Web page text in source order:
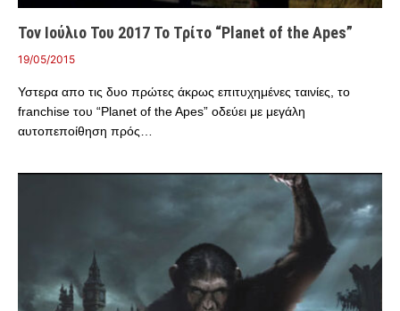
Τον Ιούλιο Του 2017 Το Τρίτο “Planet of the Apes”
19/05/2015
Υστερα απο τις δυο πρώτες άκρως επιτυχημένες ταινίες, το
franchise του “Planet of the Apes” οδεύει με μεγάλη
αυτοπεποίθηση πρός…